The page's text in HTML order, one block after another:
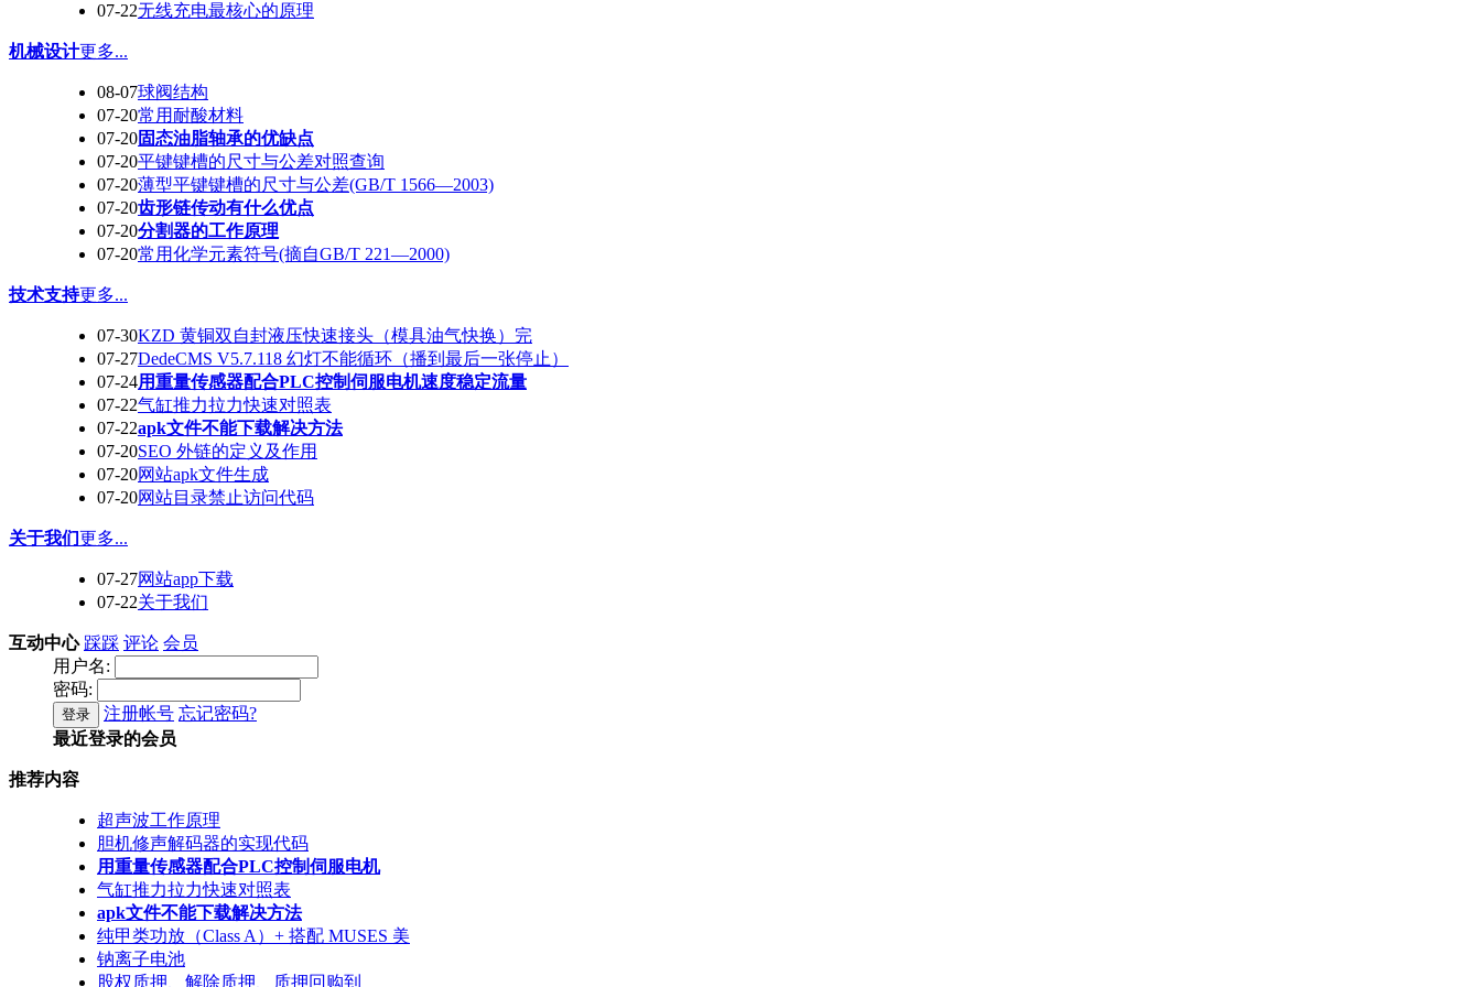
07-22无线充电最核心的原理
机械设计更多...
08-07球阀结构
07-20常用耐酸材料
07-20固态油脂轴承的优缺点
07-20平键键槽的尺寸与公差对照查询
07-20薄型平键键槽的尺寸与公差(GB/T 1566—2003)
07-20齿形链传动有什么优点
07-20分割器的工作原理
07-20常用化学元素符号(摘自GB/T 221—2000)
技术支持更多...
07-30KZD 黄铜双自封液压快速接头（模具油气快换）完
07-27DedeCMS V5.7.118 幻灯不能循环（播到最后一张停止）
07-24用重量传感器配合PLC控制伺服电机速度稳定流量
07-22气缸推力拉力快速对照表
07-22apk文件不能下载解决方法
07-20SEO 外链的定义及作用
07-20网站apk文件生成
07-20网站目录禁止访问代码
关于我们更多...
07-27网站app下载
07-22关于我们
互动中心 踩踩 评论 会员
用户名:
密码:
登录 注册帐号 忘记密码?
最近登录的会员
推荐内容
超声波工作原理
胆机修声解码器的实现代码
用重量传感器配合PLC控制伺服电机
气缸推力拉力快速对照表
apk文件不能下载解决方法
纯甲类功放（Class A）+ 搭配 MUSES 美
钠离子电池
股权质押、解除质押、质押回购到